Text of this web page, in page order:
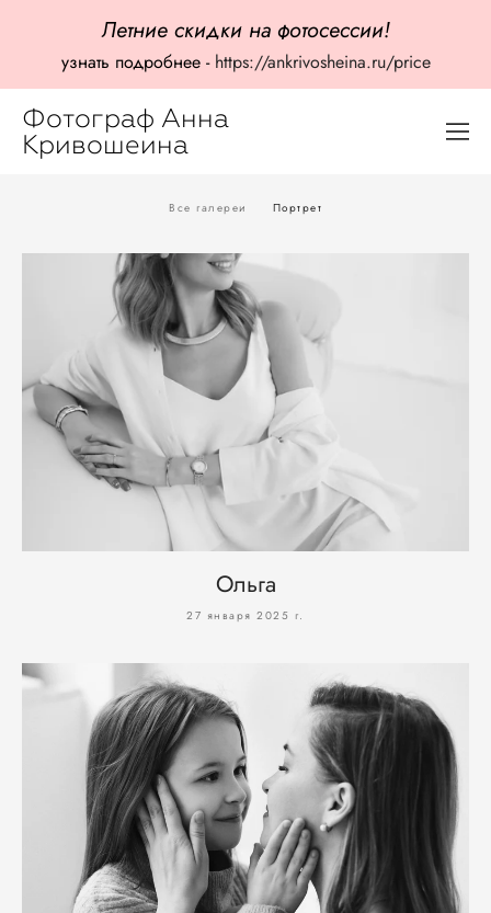
Летние скидки на фотосессии!
узнать подробнее - https://ankrivosheina.ru/price
Фотограф Анна
Кривошеина
Все галереи Портрет
Ольга
27 января 2025 г.